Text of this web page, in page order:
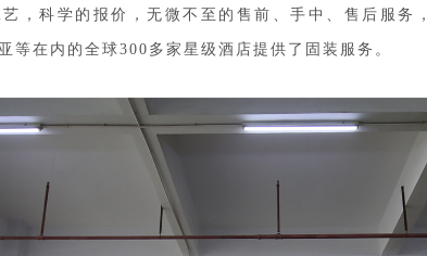
，科学的报价，无微不至的售前、手中、售后服务
等在内的全球300多家星级酒店提供了固装服务。